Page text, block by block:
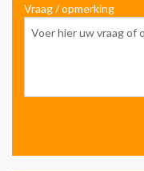
Vraag / opmerking